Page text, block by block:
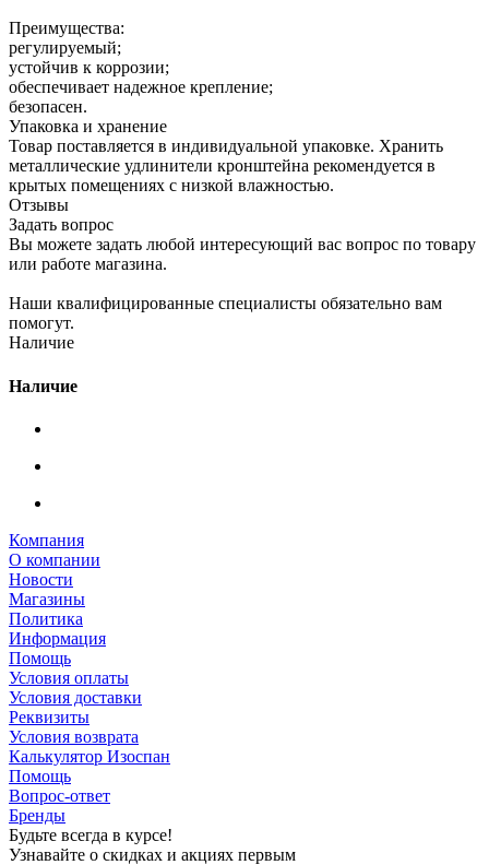
Преимущества:
регулируемый;
устойчив к коррозии;
обеспечивает надежное крепление;
безопасен.
Упаковка и хранение
Товар поставляется в индивидуальной упаковке. Хранить
металлические удлинители кронштейна рекомендуется в
крытых помещениях с низкой влажностью.
Отзывы
Задать вопрос
Вы можете задать любой интересующий вас вопрос по товару
или работе магазина.
Наши квалифицированные специалисты обязательно вам
помогут.
Наличие
Наличие
Компания
О компании
Новости
Магазины
Политика
Информация
Помощь
Условия оплаты
Условия доставки
Реквизиты
Условия возврата
Калькулятор Изоспан
Помощь
Вопрос-ответ
Бренды
Будьте всегда в курсе!
Узнавайте о скидках и акциях первым